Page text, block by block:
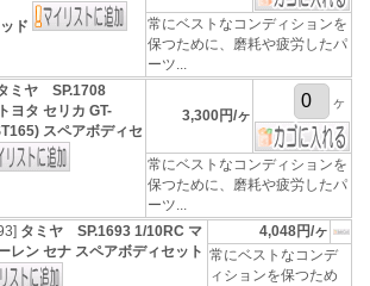
ド
常にベストなコンディションを
保つために、磨耗や疲労したパ
ーツ...
ミヤ SP.1708
ヨタ セリカ GT-
スペアボディセ
3,300円/ヶ
ヶ
常にベストなコンディションを
保つために、磨耗や疲労したパ
ーツ...
タミヤ SP.1693 1/10RC マ
レン セナ スペアボディセット
4,048円/ヶ
常にベストなコンデ
ィションを保つため